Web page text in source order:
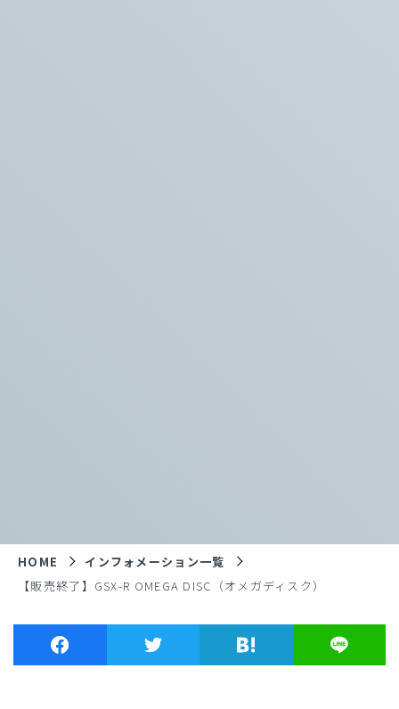
HOME
インフォメーション一覧
【販売終了】GSX-R OMEGA DISC（オメガディスク）